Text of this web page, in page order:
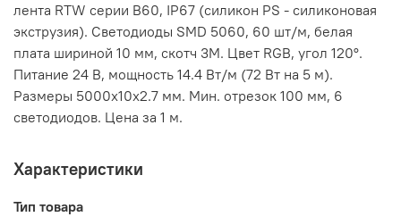
лента RTW серии B60, IP67 (силикон PS - силиконовая
экструзия). Светодиоды SMD 5060, 60 шт/м, белая
плата шириной 10 мм, скотч 3M. Цвет RGB, угол 120°.
Питание 24 В, мощность 14.4 Вт/м (72 Вт на 5 м).
Размеры 5000x10x2.7 мм. Мин. отрезок 100 мм, 6
светодиодов. Цена за 1 м.
Характеристики
Тип товара